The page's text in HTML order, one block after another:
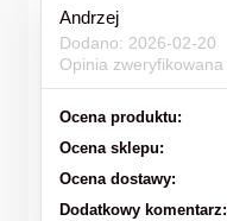
Andrzej
Dodano: 2026-02-20
Opinia zweryfikowana
Ocena produktu:
Ocena sklepu:
Ocena dostawy:
Dodatkowy komentarz: